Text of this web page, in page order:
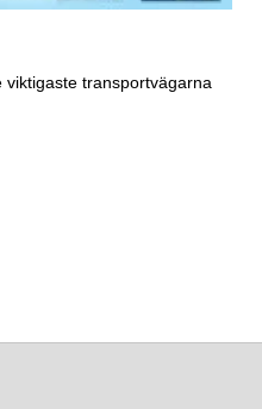
transportvägarna